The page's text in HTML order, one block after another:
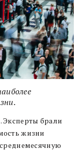
Эксперты брали
жизни